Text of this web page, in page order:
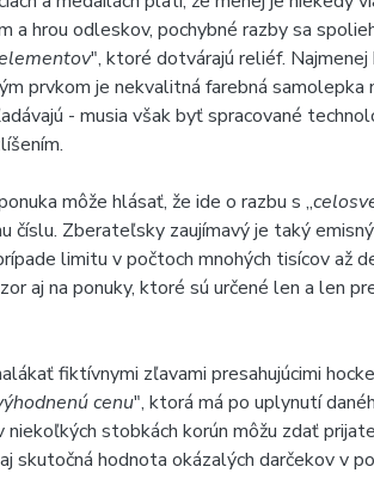
a hrou odleskov, pochybné razby sa
", ktoré dotvárajú reliéf.
prvkom je nekvalitná farebná
- musia však byť spracované
môže hlásať, že ide o razbu s „
číslu. Zberateľsky zaujímavý je taký
limitu v počtoch mnohých tisícov až
aj na ponuky, ktoré sú určené len a len
fiktívnymi zľavami presahujúcimi
cenu", ktorá má po uplynutí
niekoľkých stobkách korún môžu zdať
skutočná hodnota okázalých darčekov v